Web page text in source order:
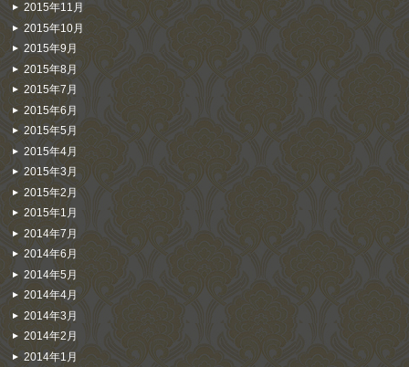
2015年11月
2015年10月
2015年9月
2015年8月
2015年7月
2015年6月
2015年5月
2015年4月
2015年3月
2015年2月
2015年1月
2014年7月
2014年6月
2014年5月
2014年4月
2014年3月
2014年2月
2014年1月